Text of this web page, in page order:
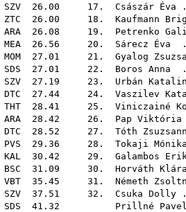
SZV 26.00 17. Császár Éva
ZTC 26.00 18. Kaufmann
ARA 26.08 19. Petrenko
MEA 26.56 20. Sárecz Éva .
MOM 27.01 21. Gyalog
SDS 27.01 22. Boros Anna .
SZV 27.19 23. Urbán Katalin
DTC 27.44 24. Vaszilev
THT 28.41 25. Viniczainé
ARA 28.42 26. Pap Viktória
DTC 28.52 27. Tóth
PVS 29.36 28. Tokaji Mónika
KAL 30.42 29. Galambos
BSC 31.09 30. Horváth Klára
VBT 35.45 31. Németh
SZV 37.51 32. Csuka Dolly
SDS 41.32 Prillné